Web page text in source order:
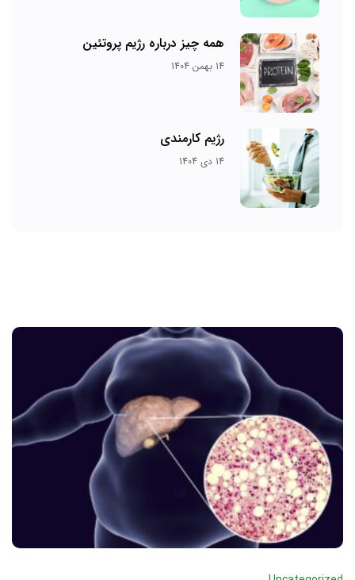
همه چیز درباره رژیم پروتئین
14 بهمن 1404
رژیم کارمندی
14 دی 1404